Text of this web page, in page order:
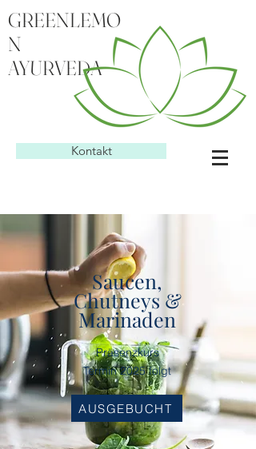
GREENLEMO
N
AYURVEDA
Kontakt
Saucen,
Chutneys &
Marinaden
Präsenzkurs
Termin 2025 folgt
AUSGEBUCHT